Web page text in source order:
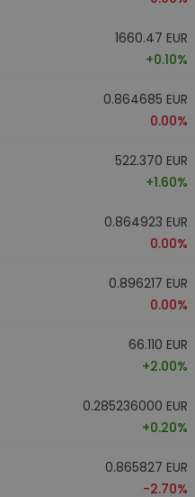
1660.47 EUR
+0.10%
0.864685 EUR
0.00%
522.370 EUR
+1.60%
0.864923 EUR
0.00%
0.896217 EUR
0.00%
66.110 EUR
+2.00%
0.285236000 EUR
+0.20%
0.865827 EUR
-2.70%